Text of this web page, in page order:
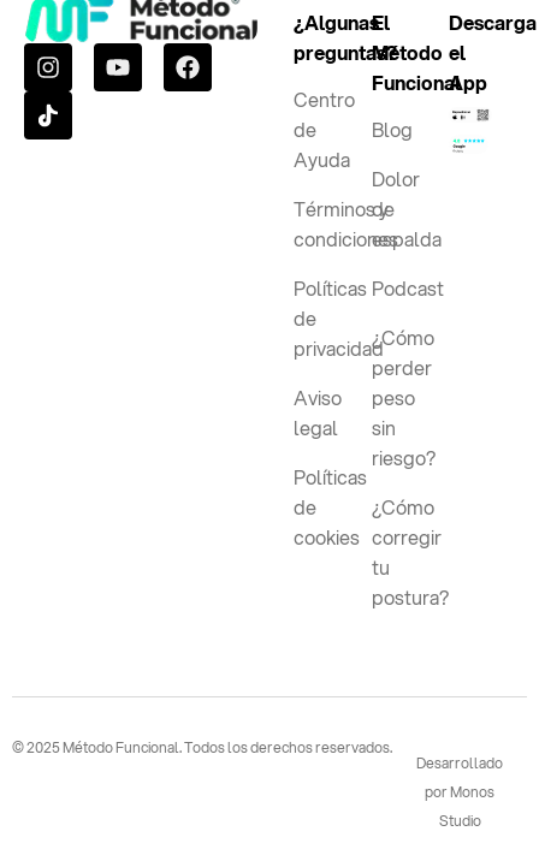
¿Algunas
preguntas?
Centro
de
Ayuda
Términos y
condiciones
Políticas
de
privacidad
Aviso
legal
Políticas
de
cookies
El
Método
Funcional
Blog
Dolor
de
espalda
Podcast
¿Cómo
perder
peso
sin
riesgo?
¿Cómo
corregir
tu
postura?
Descarga
el
App
© 2025 Método Funcional. Todos los derechos reservados.
Desarrollado
por Monos
Studio